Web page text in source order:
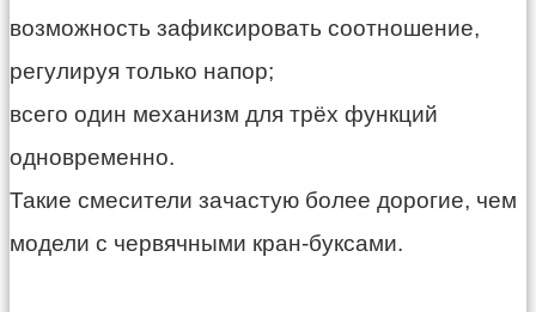
возможность зафиксировать соотношение,
регулируя только напор;
всего один механизм для трёх функций
одновременно.
Такие смесители зачастую более дорогие, чем
модели с червячными кран-буксами.